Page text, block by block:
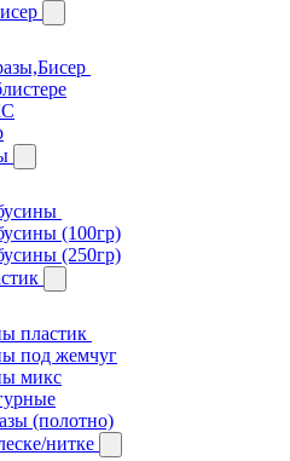
(100гр)
(250гр)
пластик
под жемчуг
микс
(полотно)
нитке